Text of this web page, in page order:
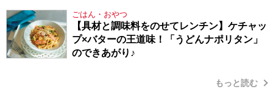
ごはん・おやつ
【具材と調味料をのせてレンチン】ケチャッ
プ×バターの王道味！「うどんナポリタン」
のできあがり♪
もっと読む